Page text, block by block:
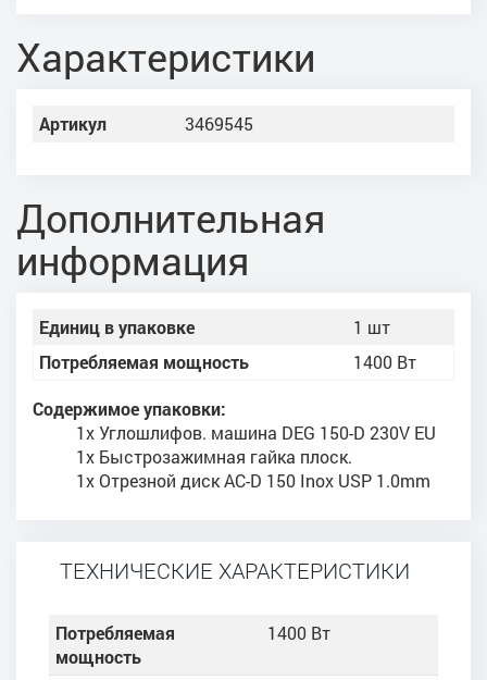
Характеристики
Артикул 3469545
Дополнительная
информация
Единиц в упаковке
1 шт
Потребляемая мощность
1400 Вт
Содержимое упаковки:
1x Углошлифов. машина DEG 150-D 230V EU
1x Быстрозажимная гайка плоск.
1x Отрезной диск AC-D 150 Inox USP 1.0mm
ТЕХНИЧЕСКИЕ ХАРАКТЕРИСТИКИ
Потребляемая
мощность
1400 Вт